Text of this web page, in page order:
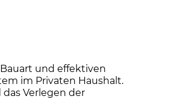
und effektiven
im Privaten Haushalt.
Verlegen der